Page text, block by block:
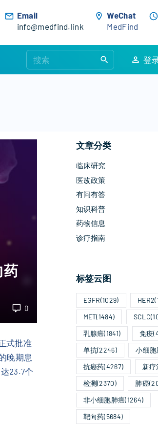
Email
info@medfind.link
WeChat
MedFind
e
登
药
0
式批准
晚期患
23.7个
文章分类
临床研究
医改政策
有问有答
知识科普
药物信息
诊疗指南
标签云图
EGFR(1029) HER2
MET(1484) SCLC
乳腺癌(1841) 免疫
单抗(2246) 小细
抗癌药(4267) 新疗
检测(2370) 肺癌
非小细胞肺癌(1264)
靶向药(5684)